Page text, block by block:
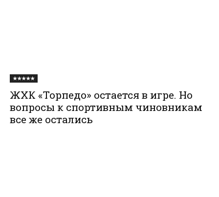
★★★★★
ЖХК «Торпедо» остается в игре. Но
вопросы к спортивным чиновникам
все же остались